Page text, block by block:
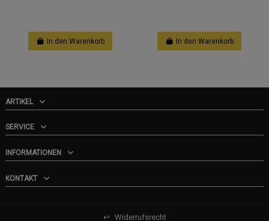
In den Warenkorb In den Warenkorb
ARTIKEL
SERVICE
INFORMATIONEN
KONTAKT
↩ Widerrufsrecht